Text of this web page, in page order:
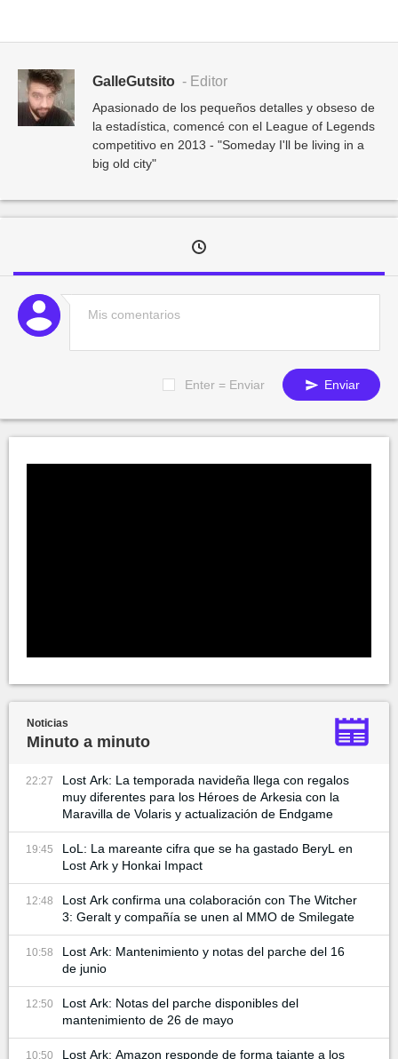
GalleGutsito - Editor
Apasionado de los pequeños detalles y obseso de
la estadística, comencé con el League of Legends
competitivo en 2013 - "Someday I'll be living in a
big old city"
Enter = Enviar Enviar
Noticias
Minuto a minuto
22:27
Lost Ark: La temporada navideña llega con regalos
muy diferentes para los Héroes de Arkesia con la
Maravilla de Volaris y actualización de Endgame
19:45
LoL: La mareante cifra que se ha gastado BeryL en
Lost Ark y Honkai Impact
12:48
Lost Ark confirma una colaboración con The Witcher
3: Geralt y compañía se unen al MMO de Smilegate
10:58
Lost Ark: Mantenimiento y notas del parche del 16
de junio
12:50
Lost Ark: Notas del parche disponibles del
mantenimiento de 26 de mayo
10:50 Lost Ark: Amazon responde de forma tajante a los